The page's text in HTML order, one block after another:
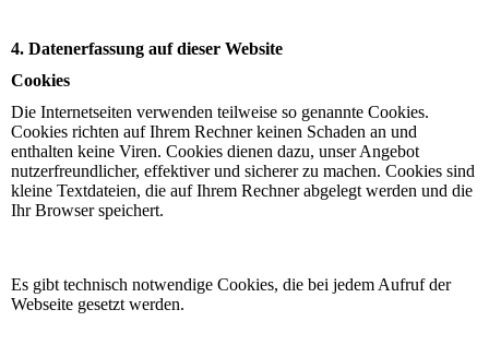
4. Datenerfassung auf dieser Website
Cookies
Die Internetseiten verwenden teilweise so genannte Cookies.
Cookies richten auf Ihrem Rechner keinen Schaden an und
enthalten keine Viren. Cookies dienen dazu, unser Angebot
nutzerfreundlicher, effektiver und sicherer zu machen. Cookies sind
kleine Textdateien, die auf Ihrem Rechner abgelegt werden und die
Ihr Browser speichert.
Es gibt technisch notwendige Cookies, die bei jedem Aufruf der
Webseite gesetzt werden.